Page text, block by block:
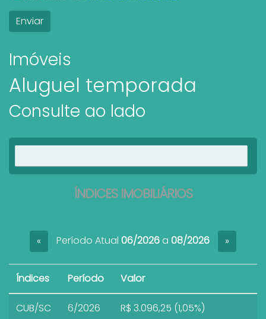
Imóveis
Aluguel temporada
Consulte ao lado
ÍNDICES IMOBILIÁRIOS
« Período Atual 06/2026a 08/2026 »
Índices Período Valor
CUB/SC 6/2026 R$ 3.096,25 (1,05%)